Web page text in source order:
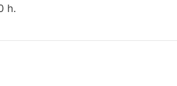
h.